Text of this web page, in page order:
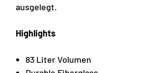
ausgelegt.
Highlights
83 Liter Volumen